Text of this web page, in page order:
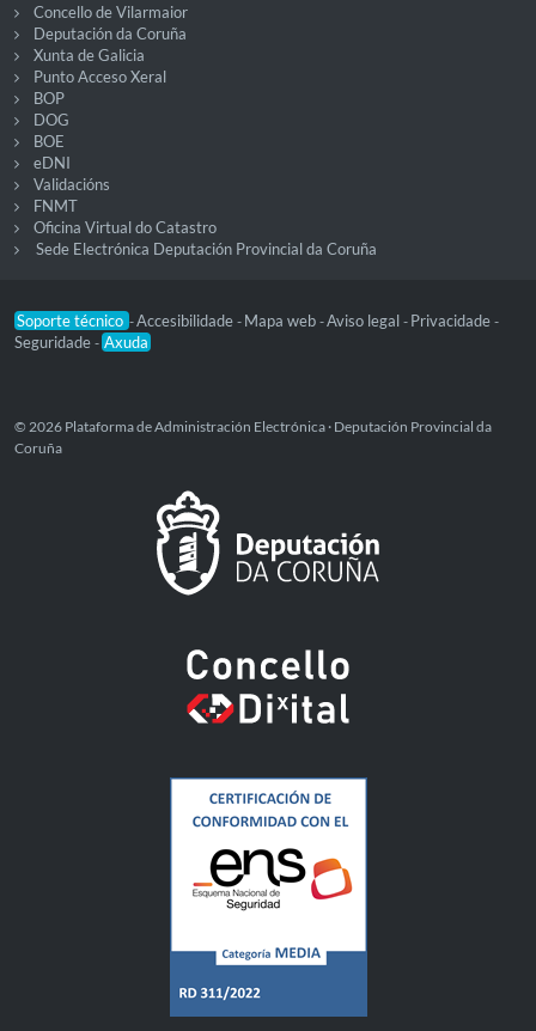
Concello de Vilarmaior
Deputación da Coruña
Xunta de Galicia
Punto Acceso Xeral
BOP
DOG
BOE
eDNI
Validacións
FNMT
Oficina Virtual do Catastro
Sede Electrónica Deputación Provincial da Coruña
Soporte técnico -Accesibilidade - Mapa web -Aviso legal - Privacidade -
Seguridade - Axuda
© 2026 Plataforma de Administración Electrónica · Deputación Provincial da
Coruña